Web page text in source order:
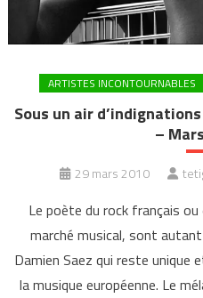
ARTISTES INCONTOURNABLES
Sous un air
–
29 mars 2010
Le poète du rock français ou
marché musical, sont
Damien Saez qui reste unique
la musique européenne. Le